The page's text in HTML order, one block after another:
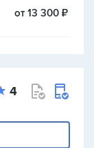
от 13 300 ₽
4